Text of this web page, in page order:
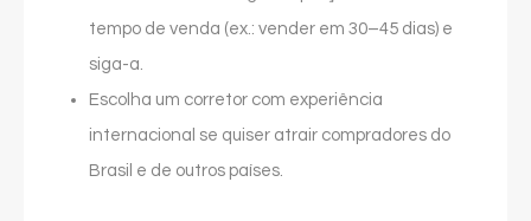
tempo de venda (ex.: vender em 30–45 dias) e
siga-a.
Escolha um corretor com experiência
internacional se quiser atrair compradores do
Brasil e de outros países.